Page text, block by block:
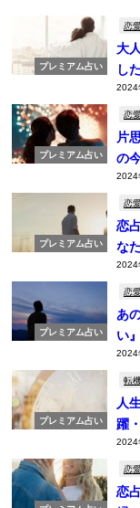
プレミアム占い
恋
大
し
2024
プレミアム占い
恋
片
の
2024
プレミアム占い
恋
恋
な
2024
プレミアム占い
恋
あ
い
2024
プレミアム占い
転
人
躍
2024
恋
恋